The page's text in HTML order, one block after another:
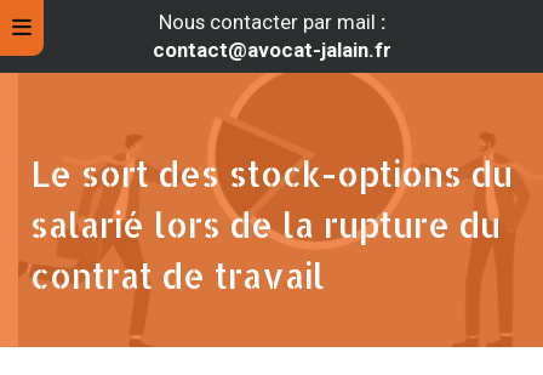
Nous contacter par mail :
contact@avocat-jalain.fr
Le sort des stock-options du
salarié lors de la rupture du
contrat de travail